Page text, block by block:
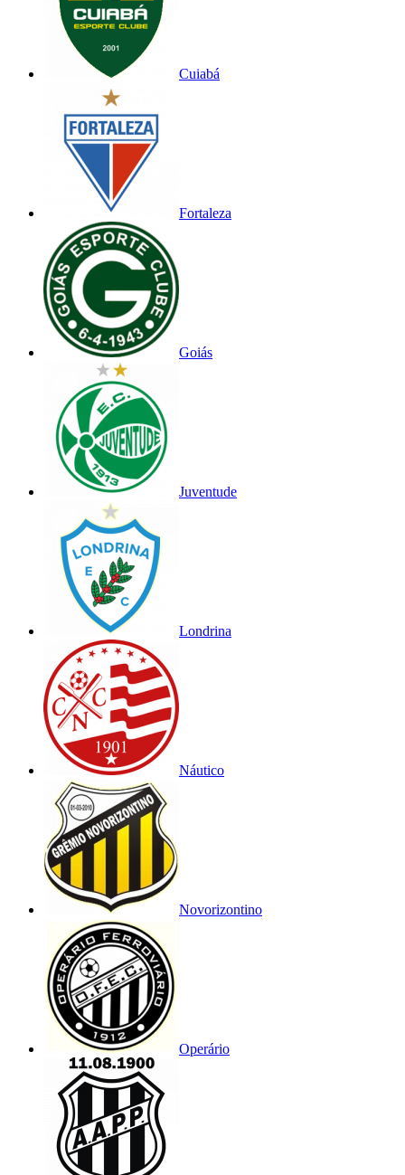
Cuiabá
Fortaleza
Goiás
Juventude
Londrina
Náutico
Novorizontino
Operário